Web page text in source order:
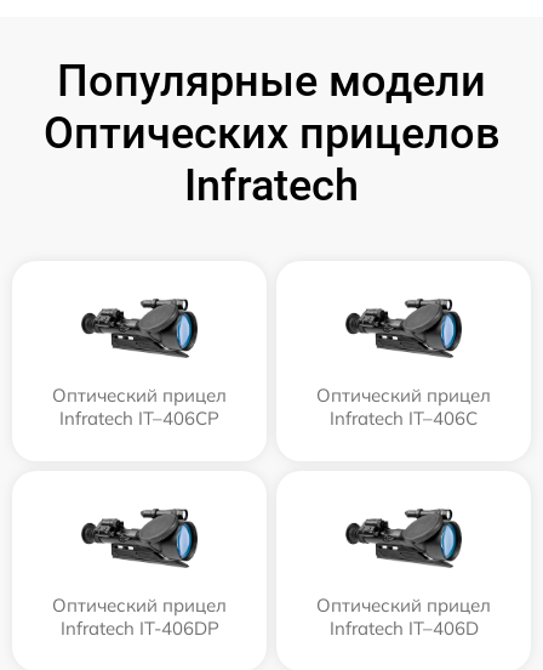
Популярные модели
Оптических прицелов
Infratech
Оптический прицел
Infratech IT–406СP
Оптический прицел
Infratech IT–406С
Оптический прицел
Infratech IT-406DP
Оптический прицел
Infratech IT–406D